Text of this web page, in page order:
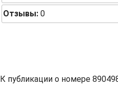
Отзывы: 0
К публикации о номере